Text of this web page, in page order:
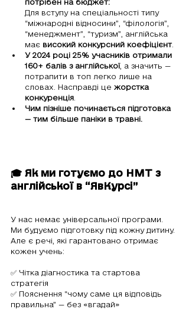
потрібен на бюджет:
Для вступу на спеціальності типу
“міжнародні відносини”, “філологія”,
“менеджмент”, “туризм”, англійська
має високий конкурсний коефіцієнт
У 2024 році 25% учасників отримали
160+ балів з англійської, а значить —
потрапити в топ легко лише на
словах. Насправді це жорстка
конкуренція
Чим пізніше починається підготовка
— тим більше паніки в травні.
🎓 Як ми готуємо до НМТ з
англійської в “ЯвКурсі”
У нас немає універсальної програми.
Ми будуємо підготовку під кожну дитину.
Але є речі, які гарантовано отримає
кожен учень:
✅ Чітка діагностика та стартова
стратегія
✅ Пояснення “чому саме ця відповідь
правильна” — без «вгадай»